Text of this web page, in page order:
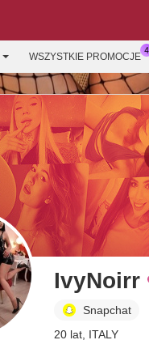
WSZYSTKIE PROMOCJE
IvyNoirr
Snapchat
20 lat, ITALY